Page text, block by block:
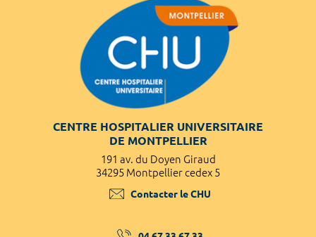
CENTRE HOSPITALIER UNIVERSITAIRE
DE MONTPELLIER
191 av. du Doyen Giraud
34295 Montpellier cedex 5
Contacter le CHU